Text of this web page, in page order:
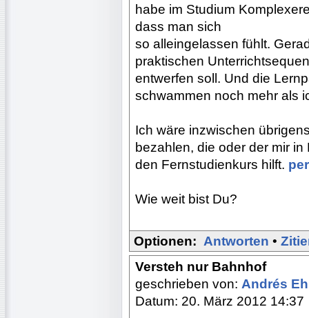
habe im Studium
dass man sich
so alleingelassen fühlt.
praktischen
entwerfen soll. Und die
schwammen noch mehr als
Ich wäre inzwischen
bezahlen, die oder der mir
den Fernstudienkurs hilft.
Wie weit bist Du?
Optionen: Antworten •
Versteh nur Bahnhof
geschrieben von: Andrés
Datum: 20. März 2012 14:37